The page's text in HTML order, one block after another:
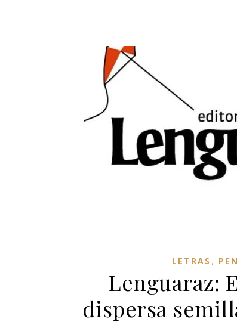
LETRAS ,
Lenguaraz:
dispersa